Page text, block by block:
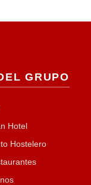
GRUPO
Hotel
Hostelero